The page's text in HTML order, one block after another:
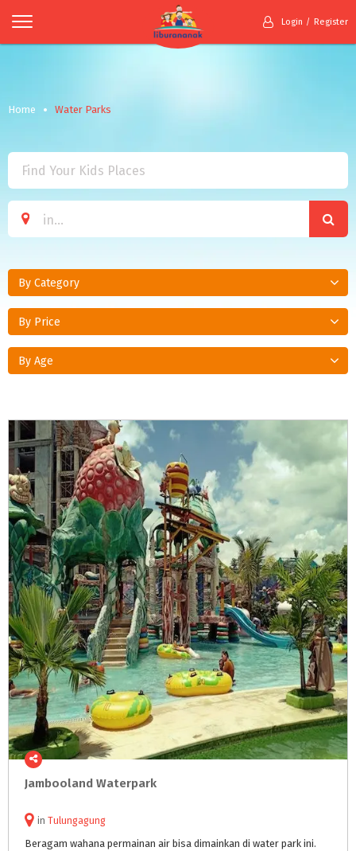
Login Register
Home Water Parks
By Category
By Price
By Age
Jambooland Waterpark
in Tulungagung
Beragam wahana permainan air bisa dimainkan di water park ini.